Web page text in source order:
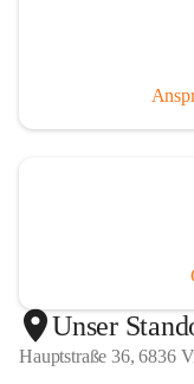
Unser
Hauptstraße 36, 6836